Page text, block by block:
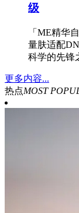
级
「ME精华
量肤适配
科学的先锋
更多内容...
热点MOST